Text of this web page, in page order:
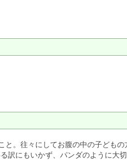
と。往々にしてお腹の中の子ども
訳にもいかず、パンダのように大切